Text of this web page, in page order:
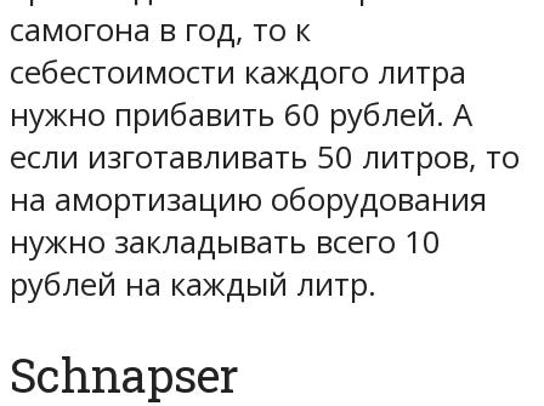
самогона в год, то к
себестоимости каждого литра
нужно прибавить 60 рублей. А
если изготавливать 50 литров, то
на амортизацию оборудования
нужно закладывать всего 10
рублей на каждый литр.
Schnapser